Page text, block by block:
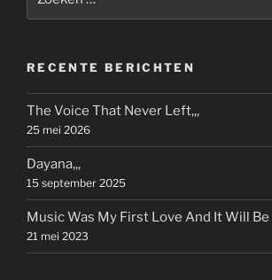
naar:
RECENTE BERICHTEN
The Voice That Never Left,,,
25 mei 2026
Dayana,,,
15 september 2025
Music Was My First Love And It Will Be
21 mei 2023